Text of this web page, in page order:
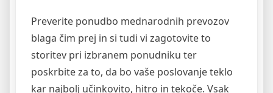
Preverite ponudbo mednarodnih prevozov
blaga čim prej in si tudi vi zagotovite to
storitev pri izbranem ponudniku ter
poskrbite za to, da bo vaše poslovanje teklo
kar najbolj učinkovito, hitro in tekoče. Vsak